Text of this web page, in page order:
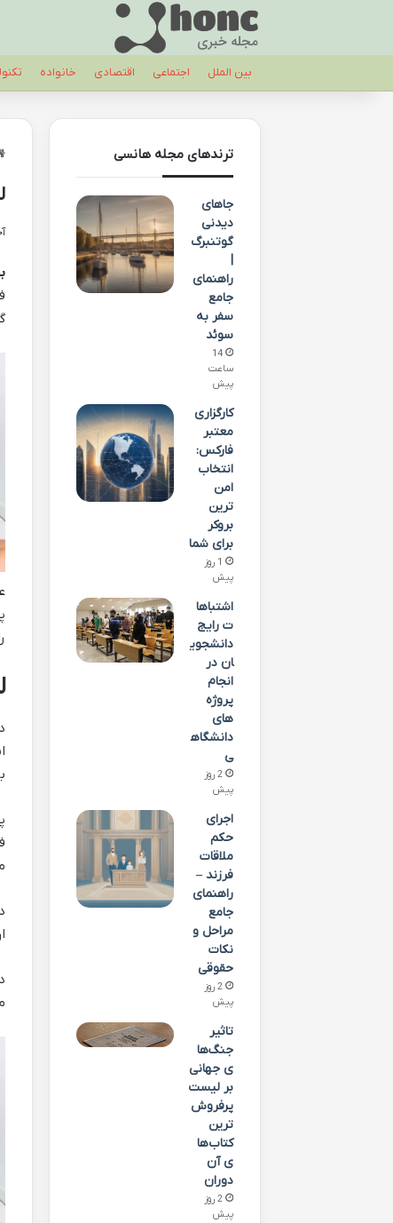
بین الملل اجتماعی اقتصادی خانواده
ترندهای مجله هانسی
جاهای
دیدنی
گوتنبرگ
|
راهنمای
جامع
سفر به
سوئد
14
ساعت
پیش
کارگزاری
معتبر
فارکس:
انتخاب
امن
ترین
بروکر
برای شما
1 روز
پیش
اشتباها
ت رایج
دانشجوی
ان در
انجام
پروژه
های
دانشگاه
ی
2 روز
پیش
اجرای
حکم
ملاقات
فرزند –
راهنمای
جامع
مراحل و
نکات
حقوقی
2 روز
پیش
تاثیر
جنگ‌ها
ی جهانی
بر لیست
پرفروش‌
ترین
کتاب‌ها
ی آن
دوران
2 روز
پیش